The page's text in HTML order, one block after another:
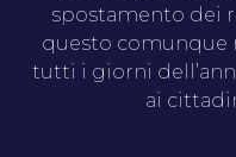
spostamento dei
questo comunque
tutti i giorni
ai